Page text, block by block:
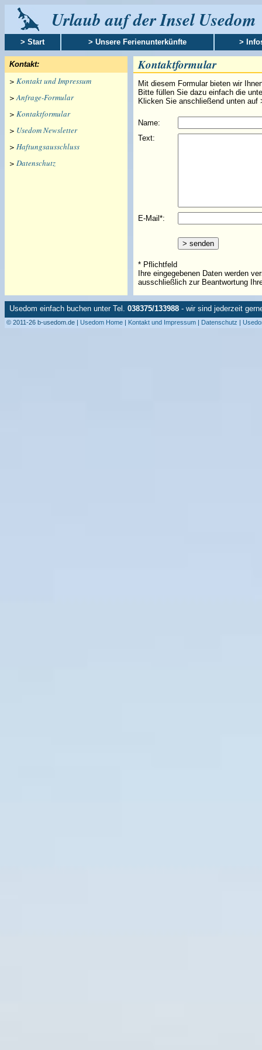
Urlaub auf der Insel Usedom
> Start > Unsere Ferienunterkünfte >
Kontakt:
> Kontakt und Impressum
>Anfrage-Formular
> Kontaktformular
> Usedom Newsletter
> Haftungsausschluss
> Datenschutz
Kontaktformular
Mit diesem Formular bieten wir
Bitte füllen Sie dazu einfach die
Klicken Sie anschließend unten auf
Name:
Text:
E-Mail*:
* Pflichtfeld
Ihre eingegebenen Daten werden
ausschließlich zur Beantwortung
Usedom einfach buchen unter Tel. 038375/133988 - wir sind jederzeit
© 2011-26 b-usedom.de | Usedom Home | Kontakt und Impressum | Datenschutz |